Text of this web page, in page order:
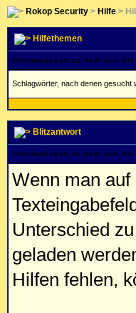
Rokop Security> Hilfe>
Hilfethemen
Informationen zu dem von Dir
Schlagwörter, nach denen gesucht
Blitzantwort
Informationen zu dem von Dir
Wenn man
Unterschied
geladen
Hilfen fehlen,